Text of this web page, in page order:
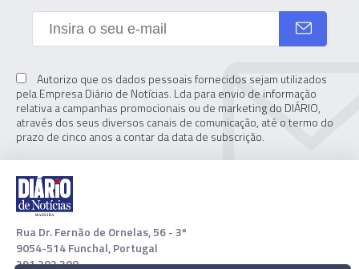
Autorizo que os dados pessoais fornecidos sejam utilizados
pela Empresa Diário de Notícias. Lda para envio de informação
relativa a campanhas promocionais ou de marketing do DIÁRIO,
através dos seus diversos canais de comunicação, até o termo do
prazo de cinco anos a contar da data de subscrição.
Rua Dr. Fernão de Ornelas, 56 - 3º
9054-514 Funchal, Portugal
291 202 300